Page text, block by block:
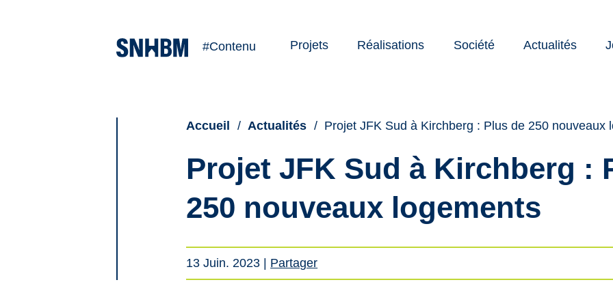
#Contenu Projets Réalisations Société Actualités
Accueil Actualités Projet JFK Sud à Kirchberg : Plus de 250 nouveaux
Projet JFK Sud à Kirchberg :
250 nouveaux logements
13 Juin. 2023 Partager